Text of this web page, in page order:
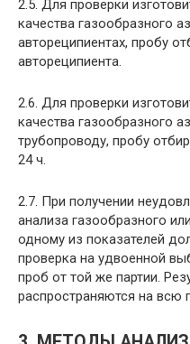
2.5. Для проверки
качества газообразного
автореципиентах, пробу
автореципиента.
2.6. Для проверки
качества газообразного
трубопроводу, пробу
24 ч.
2.7. При получении
анализа газообразного
одному из показателей
проверка на удвоенной
проб от той же партии.
распространяются на всю